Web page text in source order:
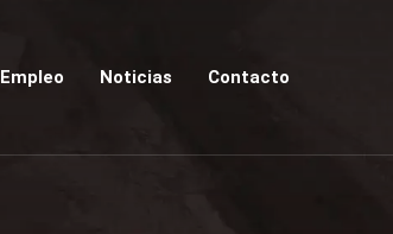
Empleo Noticias Contacto